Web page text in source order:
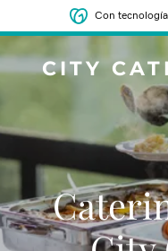
Con
CITY